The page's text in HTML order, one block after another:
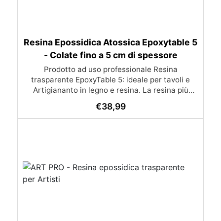
Resina Epossidica Atossica Epoxytable 5
- Colate fino a 5 cm di spessore
Prodotto ad uso professionale Resina
trasparente EpoxyTable 5: ideale per tavoli e
Artigiananto in legno e resina. La resina più
perfetta per colate di alto spessore fino a 5 cm.
Applicazioni Principali: Realizzazione di tavoli in
monete, pietre, ecc) Colate riempitive in
spessore dentro stampi e cassaforme
Caratteristiche principali: ✅ Bassissima
€38,99